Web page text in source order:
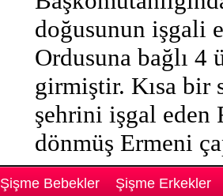
doğusunun işgali
Ordusuna bağlı 4
girmiştir. Kısa bir
şehrini işgal
dönmüş Ermeni
Şişme Bebekler Şişme Erkekler